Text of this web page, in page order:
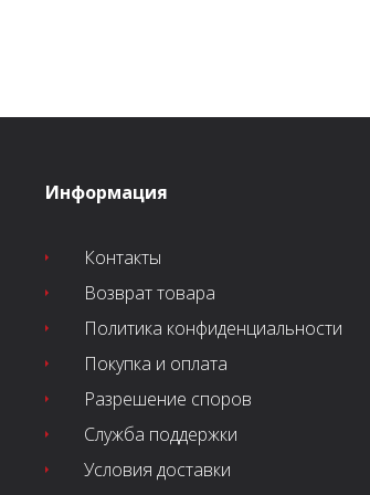
Информация
Контакты
Возврат товара
Политика конфиденциальности
Покупка и оплата
Разрешение споров
Служба поддержки
Условия доставки